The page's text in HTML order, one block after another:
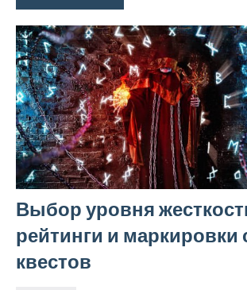
Выбор уровня
рейтинги и
квестов